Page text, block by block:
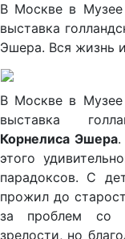
В Москве в Музее
выставка
Эшера. Вся жизнь
В Москве в Музее
выставка
Корнелиса Эшера.
этого
парадоксов. С
прожил до
за проблем со
зрелости, но